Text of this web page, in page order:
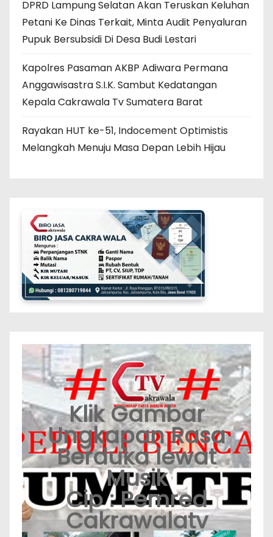
DPRD Lampung Selatan Akan Teruskan Keluhan
Petani Ke Dinas Terkait, Minta Audit Penyaluran
Pupuk Bersubsidi Di Desa Budi Lestari
Kapolres Pasaman AKBP Adiwara Permana
Anggawisastra S.I.K. Sambut Kedatangan
Kepala Cakrawala Tv Sumatera Barat
Rayakan HUT ke-51, Indocement Optimistis
Melangkah Menuju Masa Depan Lebih Hijau
Klik Gambar
Ungkapan Rasa
Berduka lewat
Musik
Cip : Pemred
Cakrawalatv